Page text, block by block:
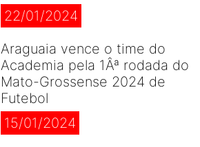
22/01/2024
Araguaia vence o time do
Academia pela 1Âª rodada do
Mato-Grossense 2024 de
Futebol
15/01/2024